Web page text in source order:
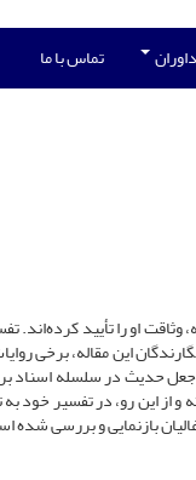
داوران تماس با ما
بزرگان شیعه، وثاقت او را تأیید
این مقاله، برخی
حدیث در سلسله اسناد
مطالب این تفسیر را قبول نداشته‌ و از این
بازنمایی و بررسی شده